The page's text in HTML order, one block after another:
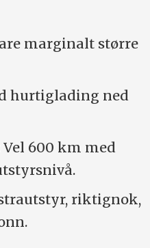
marginalt større
hurtiglading ned
Vel 600 km med
riktignok,